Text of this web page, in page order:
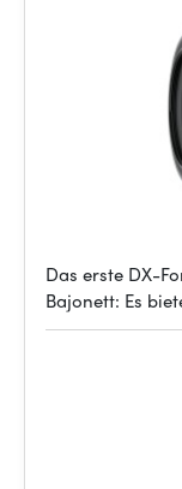
Das erste DX-
Bajonett: Es